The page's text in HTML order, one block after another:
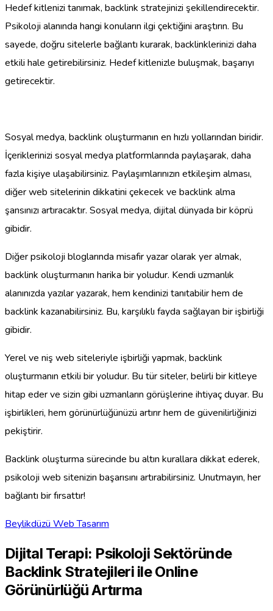
Hedef kitlenizi tanımak, backlink stratejinizi şekillendirecektir.
Psikoloji alanında hangi konuların ilgi çektiğini araştırın. Bu
sayede, doğru sitelerle bağlantı kurarak, backlinklerinizi daha
etkili hale getirebilirsiniz. Hedef kitlenizle buluşmak, başarıyı
getirecektir.
Sosyal medya, backlink oluşturmanın en hızlı yollarından biridir.
İçeriklerinizi sosyal medya platformlarında paylaşarak, daha
fazla kişiye ulaşabilirsiniz. Paylaşımlarınızın etkileşim alması,
diğer web sitelerinin dikkatini çekecek ve backlink alma
şansınızı artıracaktır. Sosyal medya, dijital dünyada bir köprü
gibidir.
Diğer psikoloji bloglarında misafir yazar olarak yer almak,
backlink oluşturmanın harika bir yoludur. Kendi uzmanlık
alanınızda yazılar yazarak, hem kendinizi tanıtabilir hem de
backlink kazanabilirsiniz. Bu, karşılıklı fayda sağlayan bir işbirliği
gibidir.
Yerel ve niş web siteleriyle işbirliği yapmak, backlink
oluşturmanın etkili bir yoludur. Bu tür siteler, belirli bir kitleye
hitap eder ve sizin gibi uzmanların görüşlerine ihtiyaç duyar. Bu
işbirlikleri, hem görünürlüğünüzü artırır hem de güvenilirliğinizi
pekiştirir.
Backlink oluşturma sürecinde bu altın kurallara dikkat ederek,
psikoloji web sitenizin başarısını artırabilirsiniz. Unutmayın, her
bağlantı bir fırsattır!
Beylikdüzü Web Tasarım
Dijital Terapi: Psikoloji Sektöründe
Backlink Stratejileri ile Online
Görünürlüğü Artırma